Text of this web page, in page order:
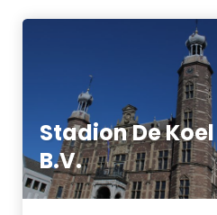
Stadion De Koel
B.V.